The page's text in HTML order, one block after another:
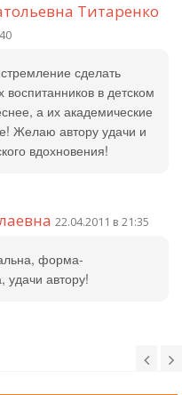
Титаренко
сделать
воспитанников в детском
а их академические
Желаю автору удачи и
вдохновения!
22.04.2011 в 21:35
форма-
удачи автору!